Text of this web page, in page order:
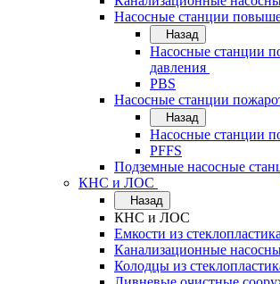
Насосные станции
Назад
Насосные станции
давления
PBS
Насосные станции
Назад
Насосные станции
PFFS
Подземные насосные
КНС и ЛОС
Назад
КНС и ЛОС
Емкости из стеклопластика
Канализационные
Колодцы из